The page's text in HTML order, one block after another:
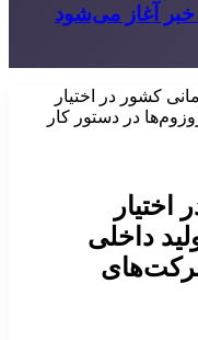
خبر آغاز می‌شود
کشور در اختیار
در دستور کار
داخلی